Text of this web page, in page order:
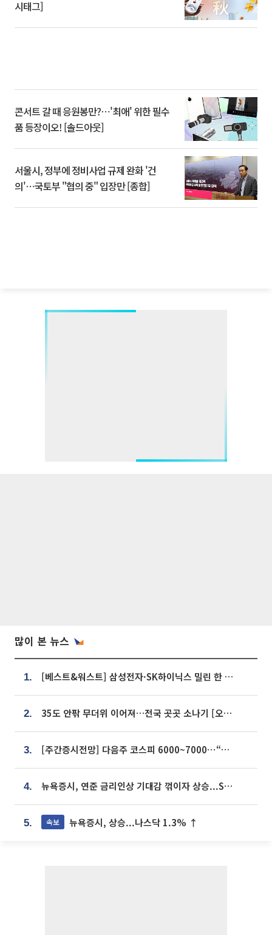
시태그]
콘서트 갈 때 응원봉만?⋯'최애' 위한 필수
품 등장이오! [솔드아웃]
서울시, 정부에 정비사업 규제 완화 '건
의'⋯국토부 "협의 중" 입장만 [종합]
많이 본 뉴스
1. [베스트&워스트] 삼성전자·SK하이닉스 밀린 한 주…상상인증권은 85% 급등
2. 35도 안팎 무더위 이어져…전국 곳곳 소나기 [오늘 날씨]
3. [주간증시전망] 다음주 코스피 6000~7000⋯“外人 수급은 정책이 변수”
4. 뉴욕증시, 연준 금리인상 기대감 꺾이자 상승...S&P500 사상 최고치 [종합]
5. 속보 뉴욕증시, 상승...나스닥 1.3% ↑